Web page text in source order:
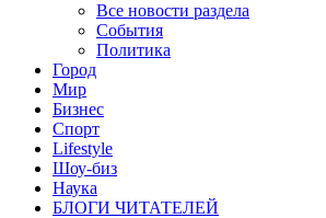
Все новости раздела
События
Политика
Город
Мир
Бизнес
Спорт
Lifestyle
Шоу-биз
Наука
БЛОГИ ЧИТАТЕЛЕЙ